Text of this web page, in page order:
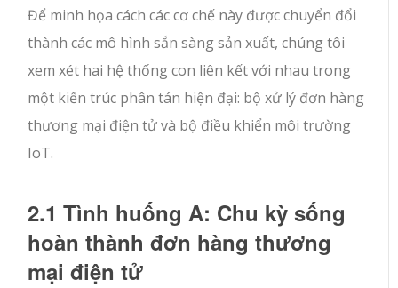
Để minh họa cách các cơ chế này được chuyển đổi
thành các mô hình sẵn sàng sản xuất, chúng tôi
xem xét hai hệ thống con liên kết với nhau trong
một kiến trúc phân tán hiện đại: bộ xử lý đơn hàng
thương mại điện tử và bộ điều khiển môi trường
IoT.
2.1 Tình huống A: Chu kỳ sống
hoàn thành đơn hàng thương
mại điện tử